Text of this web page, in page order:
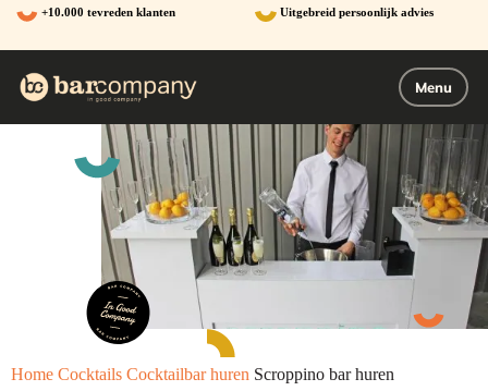
Ga
naar
de
Menu
+10.000 tevreden klanten Uitgebreid persoonlijk advies
Home Cocktails Cocktailbar huren Scroppino bar huren